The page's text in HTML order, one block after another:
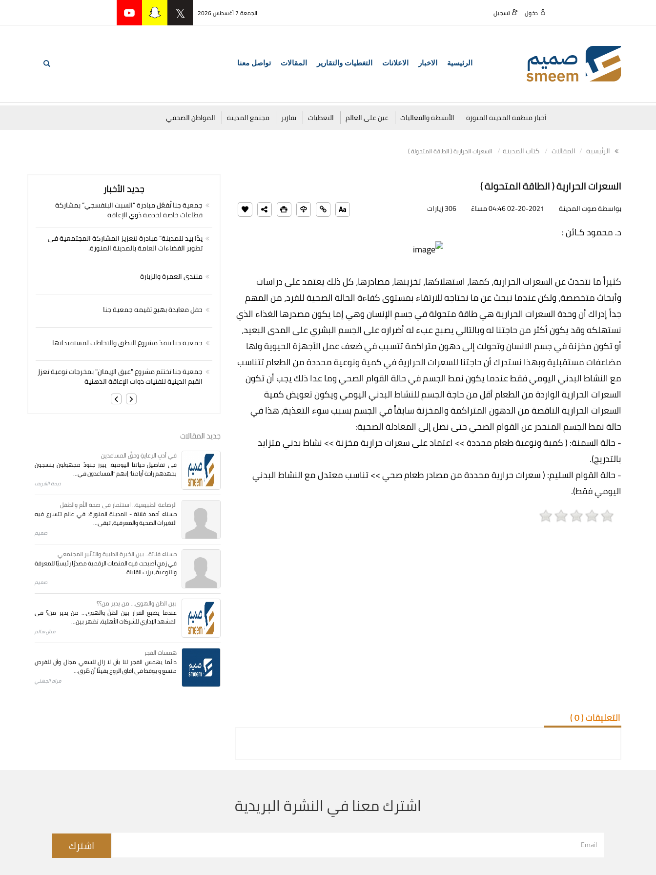
الجمعة 7 أغسطس 2026 دخول تسجيل
الرئيسية الاخبار الاعلانات التغطيات والتقارير المقالات تواصل معنا
أخبار منطقة المدينة المنورة الأنشطة والفعاليات عين على العالم التغطيات تقارير مجتمع المدينة المواطن الصحفي
الرئيسية المقالات كتاب المدينة السعرات الحرارية ( الطاقة المتحولة )
السعرات الحرارية ( الطاقة المتحولة )
بواسطة صوت المدينة 02-20-2021 04:46 مساءً 306 زيارات
د. محمود كـائن :
كثيراً ما نتحدث عن السعرات الحرارية، كمها، استهلاكها، تخزينها، مصادرها، كل ذلك يعتمد على دراسات
وأبحاث متخصصة، ولكن عندما نبحث عن ما نحتاجه للارتقاء بمستوى كفاءة الحالة الصحية للفرد، من المهم
جداً إدراك أن وحدة السعرات الحرارية هي طاقة متحولة في جسم الإنسان وهي إما يكون مصدرها الغذاء الذي
نستهلكه وقد يكون أكثر من حاجتنا له وبالتالي يصبح عبء له أضراره على الجسم البشري على المدى البعيد،
أو تكون مخزنة في جسم الانسان وتحولت إلى دهون متراكمة تتسبب في ضعف عمل الأجهزة الحيوية ولها
مضاعفات مستقبلية وبهذا نستدرك أن حاجتنا للسعرات الحرارية في كمية ونوعية محددة من الطعام تتناسب
مع النشاط البدني اليومي فقط عندما يكون نمط الجسم في حالة القوام الصحي وما عدا ذلك يجب أن تكون
السعرات الحرارية الواردة من الطعام أقل من حاجة الجسم للنشاط البدني اليومي ويكون تعويض كمية
السعرات الحرارية الناقصة من الدهون المتراكمة والمخزنة سابقاً في الجسم بسبب سوء التغذية، هذا في
حالة نمط الجسم المنحدر عن القوام الصحي حتى نصل إلى المعادلة الصحية:
- حالة السمنة: ( كمية ونوعية طعام محددة >> اعتماد على سعرات حرارية مخزنة >> نشاط بدني متزايد
بالتدريج).
- حالة القوام السليم: ( سعرات حرارية محددة من مصادر طعام صحي >> تناسب معتدل مع النشاط البدني
اليومي فقط).
جديد الأخبار
جمعية جنا تُفعّل مبادرة “السبت البنفسجي” بمشاركة
قطاعات خاصة لخدمة ذوي الإعاقة
يدًا بيد للمدينة” مبادرة لتعزيز المشاركة المجتمعية في
تطوير الفضاءات العامة بالمدينة المنورة.
منتدى العمرة والزيارة
حفل معايدة بهيج تقيمه جمعية جنا
جمعية جنا تنفذ مشروع النطق والتخاطب لمستفيداتها
جمعية جنا تختتم مشروع "عبق الإيمان" بمخرجات نوعية تعزز
القيم الدينية للفتيات ذوات الإعاقة الذهنية
جديد المقالات
في أدبِ الرعايةِ وحقِّ المساعدين
في تفاصيل حياتنا اليومية، يبرز جنودٌ مجهولون ينسجون
بجهدهم راحة أيامنا؛ إنهم "المساعدون في...
ديمة الشريف
الرضاعة الطبيعية.. استثمار في صحة الأم والطفل
حسناء أحمد فلاتة - المدينة المنورة: في عالم تتسارع فيه
التغيرات الصحية والمعرفية، تبقى...
صميم
حسناء فلاتة.. بين الخبرة الطبية والتأثير المجتمعي
في زمنٍ أصبحت فيه المنصات الرقمية مصدرًا رئيسيًا للمعرفة
والتوعية، برزت القابلة...
صميم
بين الظن والهوى... من يدير من؟؟
عندما يضيع القرار بين الظنّ والهوى… من يدير من؟ في
المشهد الإداري للشركات الأهلية، تظهر بين...
منال سالم
همسات الفجر
دائما يهمس الفجر لنا بأن لا زال للسعي مجال وأن للفرص
متسع و يوقظ في آفاق الروح يقينًا أن طُرق...
مرام الجهني
التعليقات (0
)
اشترك معنا في النشرة البريدية
اشترك